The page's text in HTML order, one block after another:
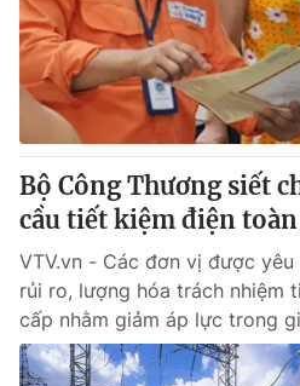
Bộ Công Thương siết
cầu tiết kiệm điện
VTV.vn - Các đơn vị được
rủi ro, lượng hóa trách nhiệm
cấp nhằm giảm áp lực trong